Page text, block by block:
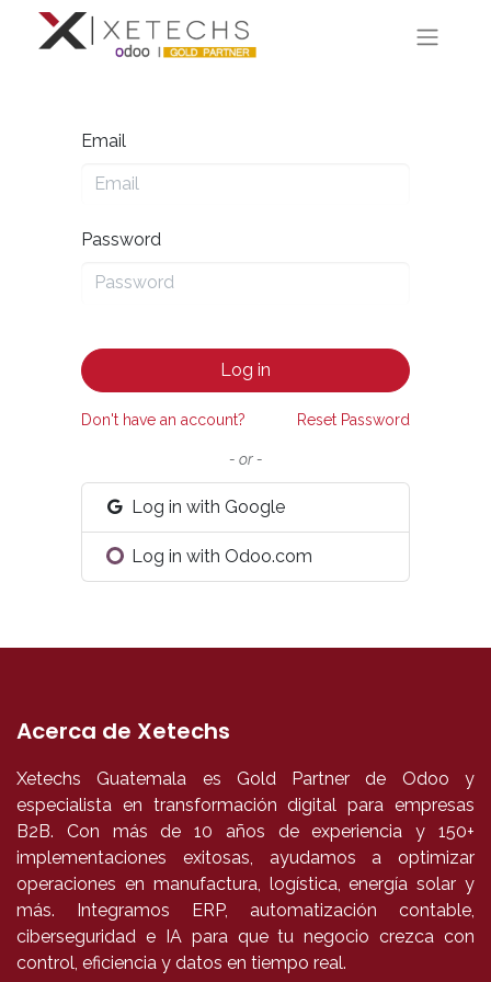
Email
Password
Log in
Don't have an account? Reset Password
- or -
Log in with Google
Log in with Odoo.com
Acerca de Xetechs
Xetechs Guatemala es Gold Partner de Odoo y
especialista en transformación digital para empresas
B2B. Con más de 10 años de experiencia y 150+
implementaciones exitosas, ayudamos a optimizar
operaciones en manufactura, logística, energía solar y
más. Integramos ERP, automatización contable,
ciberseguridad e IA para que tu negocio crezca con
control, eficiencia y datos en tiempo real.